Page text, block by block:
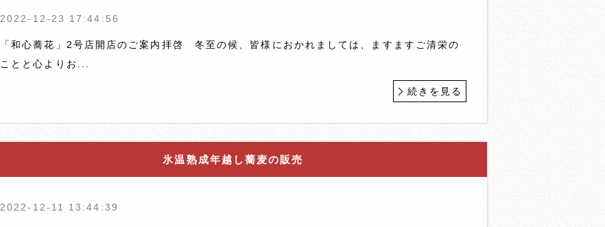
2022-12-23 17:44:56
「和心蕎花」2号店開店のご案内拝啓 冬至の候、皆様におかれましては、ますますご清栄の
ことと心よりお...
続きを見る
氷温熟成年越し蕎麦の販売
2022-12-11 13:44:39